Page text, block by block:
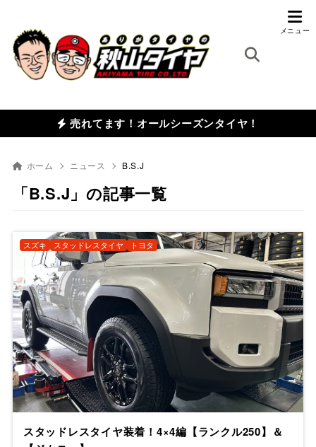
売れてます！オールシーズンタイヤ！
ホーム ニュース B.S.J
「B.S.J」の記事一覧
スタッドレスタイヤ装着！4×4編【ランクル250】＆
スズキ スタッドレスタイヤ トヨタ